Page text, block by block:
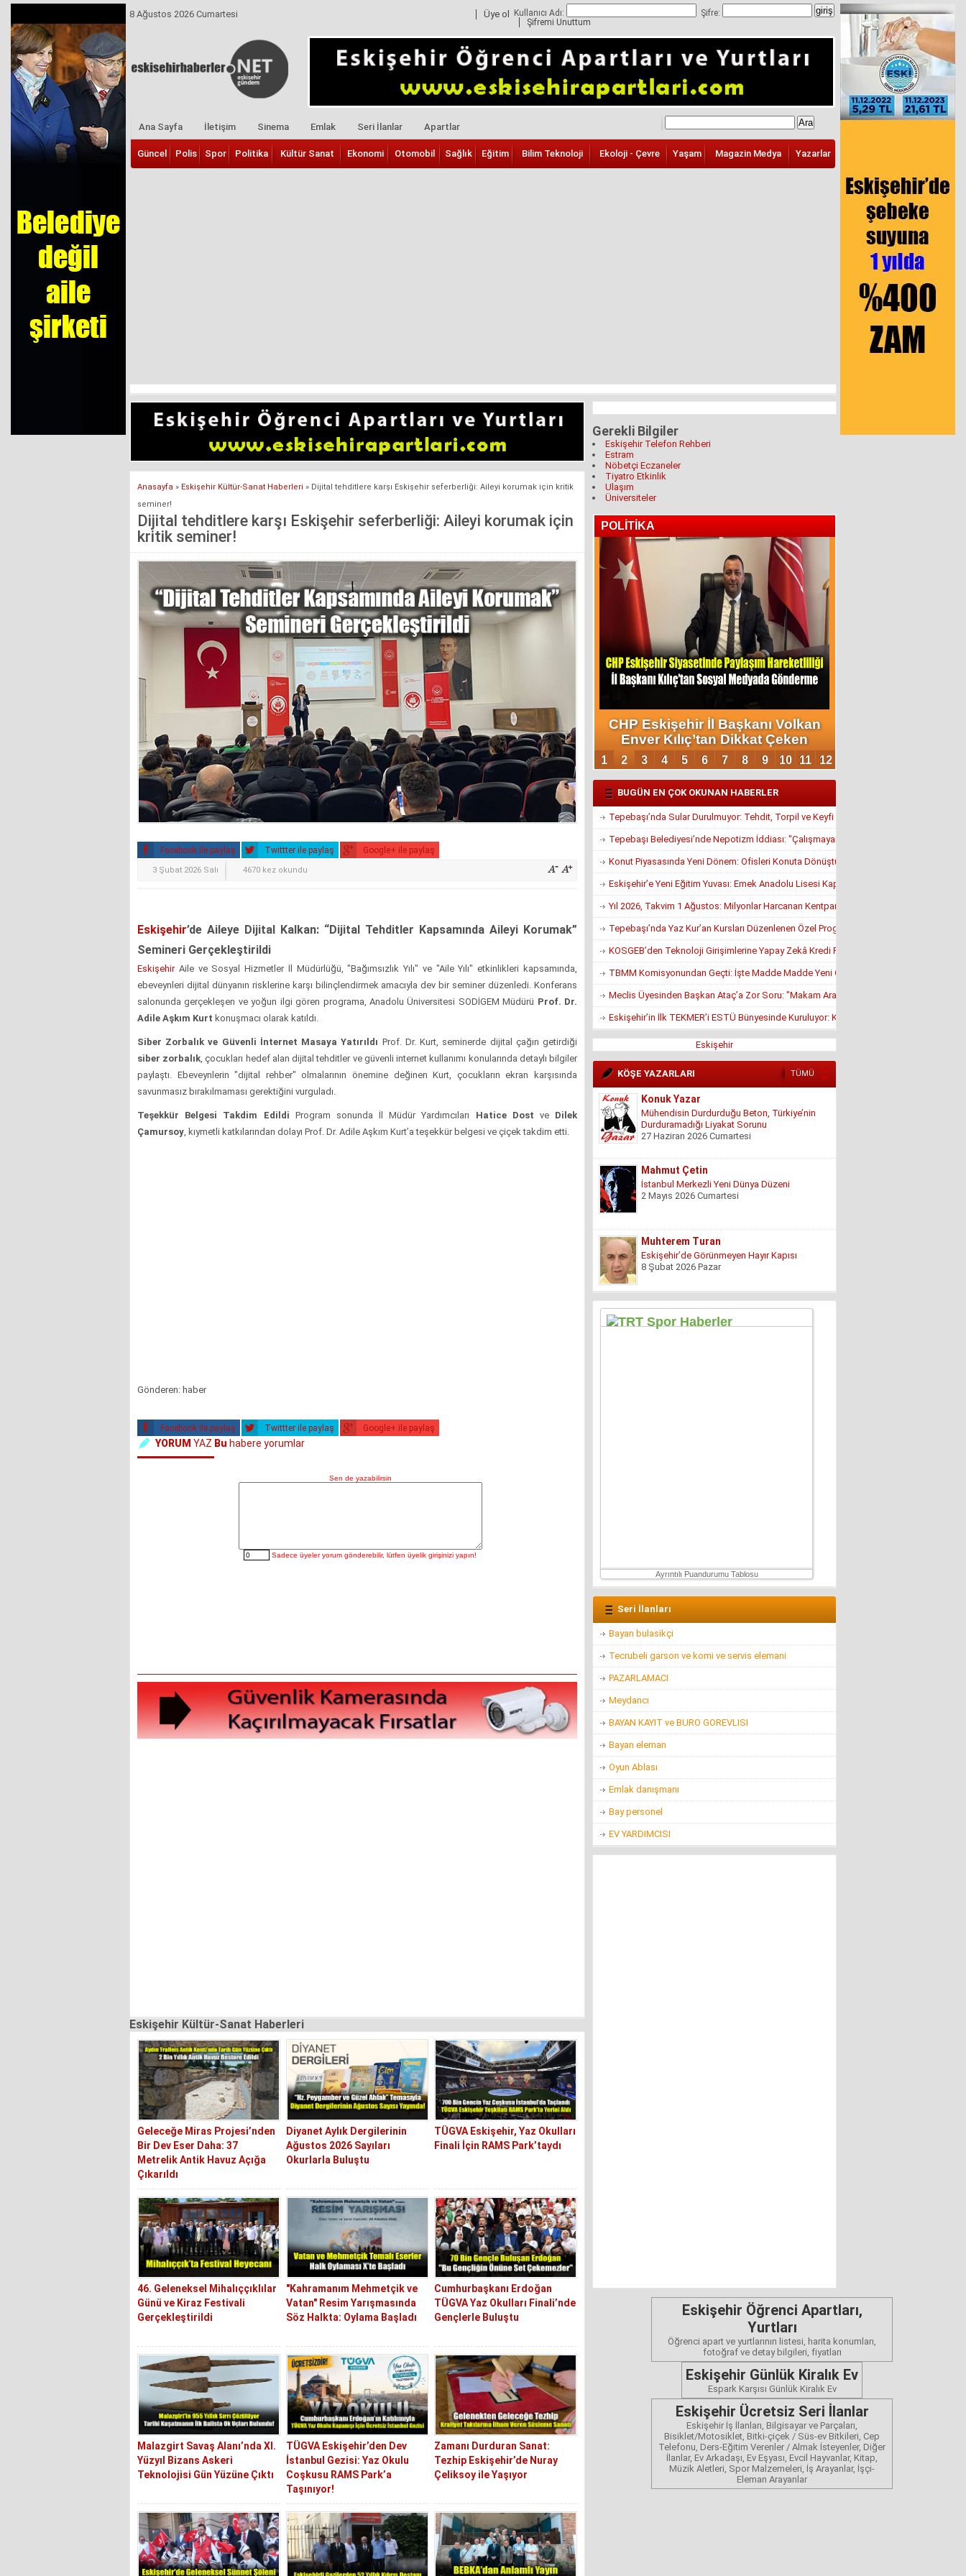
8 Ağustos 2026 Cumartesi Üye ol Kullanıcı Adı:
Şifre:
Şifremi Unuttum
Ana Sayfa İletişim Sinema Emlak Seri İlanlar Apartlar
Güncel Polis Spor Politika Kültür Sanat Ekonomi Otomobil Sağlık Eğitim Bilim Teknoloji Ekoloji - Çevre Yaşam Magazin Medya Yazarlar
Anasayfa » Eskişehir Kültür-Sanat Haberleri » Dijital tehditlere karşı Eskişehir seferberliği: Aileyi korumak için kritik
seminer!
Dijital tehditlere karşı Eskişehir seferberliği: Aileyi korumak için
kritik seminer!
Facebook ile paylaş Twittter ile paylaş Google+ ile paylaş
3 Şubat 2026 Salı 4670 kez okundu
Eskişehir’de Aileye Dijital Kalkan: “Dijital Tehditler Kapsamında Aileyi Korumak”
Semineri Gerçekleştirildi
EskişehirAile ve Sosyal Hizmetler İl Müdürlüğü, "Bağımsızlık Yılı" ve "Aile Yılı" etkinlikleri kapsamında,
ebeveynleri dijital dünyanın risklerine karşı bilinçlendirmek amacıyla dev bir seminer düzenledi. Konferans
salonunda gerçekleşen ve yoğun ilgi gören programa, Anadolu Üniversitesi SODİGEM Müdürü Prof. Dr.
Adile Aşkım Kurt konuşmacı olarak katıldı.
Siber Zorbalık ve Güvenli İnternet Masaya Yatırıldı Prof. Dr. Kurt, seminerde dijital çağın getirdiği
siber zorbalık , çocukları hedef alan dijital tehditler ve güvenli internet kullanımı konularında detaylı bilgiler
paylaştı. Ebeveynlerin "dijital rehber" olmalarının önemine değinen Kurt, çocukların ekran karşısında
savunmasız bırakılmaması gerektiğini vurguladı.
Teşekkür Belgesi Takdim Edildi Program sonunda İl Müdür Yardımcıları Hatice Dost ve Dilek
Çamursoy , kıymetli katkılarından dolayı Prof. Dr. Adile Aşkım Kurt’a teşekkür belgesi ve çiçek takdim etti.
Gönderen: haber
Facebook ile paylaş Twittter ile paylaş Google+ ile paylaş
YORUM YAZ Bu habere yorumlar
Eskişehir Kültür-Sanat Haberleri
Geleceğe Miras Projesi’nden
Bir Dev Eser Daha: 37
Metrelik Antik Havuz Açığa
Çıkarıldı
Diyanet Aylık Dergilerinin
Ağustos 2026 Sayıları
Okurlarla Buluştu
TÜGVA Eskişehir, Yaz Okulları
Finali İçin RAMS Park’taydı
46. Geleneksel Mihalıççıklılar
Günü ve Kiraz Festivali
Gerçekleştirildi
"Kahramanım Mehmetçik ve
Vatan" Resim Yarışmasında
Söz Halkta: Oylama Başladı
Cumhurbaşkanı Erdoğan
TÜGVA Yaz Okulları Finali’nde
Gençlerle Buluştu
Malazgirt Savaş Alanı’nda XI.
Yüzyıl Bizans Askeri
Teknolojisi Gün Yüzüne Çıktı
TÜGVA Eskişehir’den Dev
İstanbul Gezisi: Yaz Okulu
Coşkusu RAMS Park’a
Taşınıyor!
Zamanı Durduran Sanat:
Tezhip Eskişehir’de Nuray
Çeliksoy ile Yaşıyor
Gerekli Bilgiler
Eskişehir Telefon Rehberi
Estram
Nöbetçi Eczaneler
Tiyatro Etkinlik
Ulaşım
Üniversiteler
BUGÜN EN ÇOK OKUNAN HABERLER
Tepebaşı’nda Sular Durulmuyor: Tehdit, Torpil ve Keyfi Atamalar Gündemde
Tepebaşı Belediyesi’nde Nepotizm İddiası: "Çalışmayan Kaldı, Çavuş İstifa Ettirildi"
Konut Piyasasında Yeni Dönem: Ofisleri Konuta Dönüştürmek İçin Son Tarih 1
Eskişehir’e Yeni Eğitim Yuvası: Emek Anadolu Lisesi Kapılarını Açmaya Hazırlanıyor
Yıl 2026, Takvim 1 Ağustos: Milyonlar Harcanan Kentpark Plajı Ne Zaman Açılacak?
Tepebaşı’nda Yaz Kur’an Kursları Düzenlenen Özel Programla Açıldı
KOSGEB’den Teknoloji Girişimlerine Yapay Zekâ Kredi Programı
TBMM Komisyonundan Geçti: İşte Madde Madde Yeni Öğrenci Affı Rehberi
Meclis Üyesinden Başkan Ataç’a Zor Soru: "Makam Aracı Eşine mi Tahsis Edildi?"
Eskişehir’in İlk TEKMER’i ESTÜ Bünyesinde Kuruluyor: KOSGEB Onayı Geldi
Eskişehir
KÖŞE YAZARLARI TÜMÜ
Konuk Yazar
Mühendisin Durdurduğu Beton, Türkiye’nin
Durduramadığı Liyakat Sorunu
27 Haziran 2026 Cumartesi
Mahmut Çetin
İstanbul Merkezli Yeni Dünya Düzeni
2 Mayıs 2026 Cumartesi
Muhterem Turan
Eskişehir’de Görünmeyen Hayır Kapısı
8 Şubat 2026 Pazar
Özgür TIKIZ
Şehir Merkezinde Tepinmeyi Bırakın Artık
Ayrıntılı Puandurumu Tablosu
Seri İlanları
Bayan bulasikçi
Tecrubeli garson ve komi ve servis elemani
PAZARLAMACI
Meydancı
BAYAN KAYIT ve BURO GOREVLISI
Bayan eleman
Oyun Ablası
Emlak danışmanı
Bay personel
EV YARDIMCISI
Eskişehir Öğrenci Apartları,
Yurtları
Öğrenci apart ve yurtlarının listesi, harita konumları,
fotoğraf ve detay bilgileri, fiyatları
Eskişehir Günlük Kiralık Ev
Espark Karşısı Günlük Kiralık Ev
Eskişehir Ücretsiz Seri İlanlar
Eskişehir İş İlanları, Bilgisayar ve Parçaları,
Bisiklet/Motosiklet, Bitki-çiçek / Süs-ev Bitkileri, Cep
Telefonu, Ders-Eğitim Verenler / Almak İsteyenler, Diğer
İlanlar, Ev Arkadaşı, Ev Eşyası, Evcil Hayvanlar, Kitap,
Müzik Aletleri, Spor Malzemeleri, İş Arayanlar, İşçi-
Eleman Arayanlar